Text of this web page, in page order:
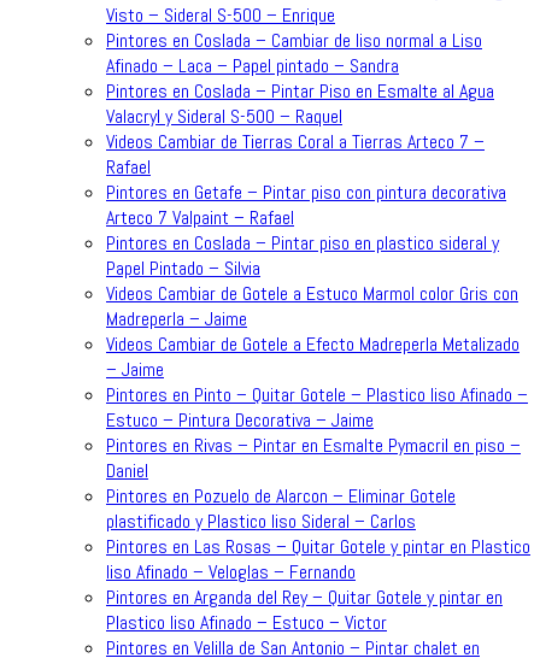
Visto – Sideral S-500 – Enrique
Pintores en Coslada – Cambiar de liso normal a Liso
Afinado – Laca – Papel pintado – Sandra
Pintores en Coslada – Pintar Piso en Esmalte al Agua
Valacryl y Sideral S-500 – Raquel
Videos Cambiar de Tierras Coral a Tierras Arteco 7 –
Rafael
Pintores en Getafe – Pintar piso con pintura decorativa
Arteco 7 Valpaint – Rafael
Pintores en Coslada – Pintar piso en plastico sideral y
Papel Pintado – Silvia
Videos Cambiar de Gotele a Estuco Marmol color Gris con
Madreperla – Jaime
Videos Cambiar de Gotele a Efecto Madreperla Metalizado
– Jaime
Pintores en Pinto – Quitar Gotele – Plastico liso Afinado –
Estuco – Pintura Decorativa – Jaime
Pintores en Rivas – Pintar en Esmalte Pymacril en piso –
Daniel
Pintores en Pozuelo de Alarcon – Eliminar Gotele
plastificado y Plastico liso Sideral – Carlos
Pintores en Las Rosas – Quitar Gotele y pintar en Plastico
liso Afinado – Veloglas – Fernando
Pintores en Arganda del Rey – Quitar Gotele y pintar en
Plastico liso Afinado – Estuco – Victor
Pintores en Velilla de San Antonio – Pintar chalet en